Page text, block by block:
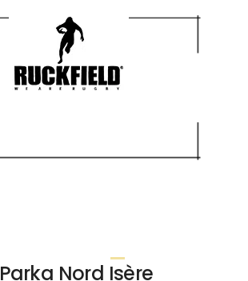
Parka Nord Isère